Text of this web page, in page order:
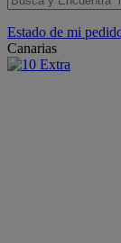
Estado de mi
Canarias